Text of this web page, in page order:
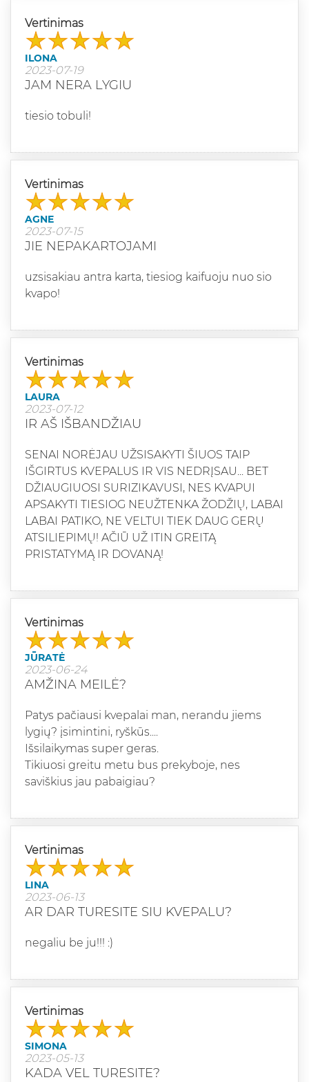
Vertinimas
ILONA
2023-07-19
JAM NERA LYGIU
tiesio tobuli!
Vertinimas
AGNE
2023-07-15
JIE NEPAKARTOJAMI
uzsisakiau antra karta, tiesiog kaifuoju nuo sio
kvapo!
Vertinimas
LAURA
2023-07-12
IR AŠ IŠBANDŽIAU
SENAI NORĖJAU UŽSISAKYTI ŠIUOS TAIP
IŠGIRTUS KVEPALUS IR VIS NEDRĮSAU... BET
DŽIAUGIUOSI SURIZIKAVUSI, NES KVAPUI
APSAKYTI TIESIOG NEUŽTENKA ŽODŽIŲ, LABAI
LABAI PATIKO, NE VELTUI TIEK DAUG GERŲ
ATSILIEPIMŲ! AČIŪ UŽ ITIN GREITĄ
PRISTATYMĄ IR DOVANĄ!
Vertinimas
JŪRATĖ
2023-06-24
AMŽINA MEILĖ?
Patys pačiausi kvepalai man, nerandu jiems
lygių? įsimintini, ryškūs....
Išsilaikymas super geras.
Tikiuosi greitu metu bus prekyboje, nes
saviškius jau pabaigiau?
Vertinimas
LINA
2023-06-13
AR DAR TURESITE SIU KVEPALU?
negaliu be ju!!! :)
Vertinimas
SIMONA
2023-05-13
KADA VEL TURESITE?